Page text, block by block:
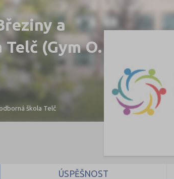
a
(Gym O.
škola Telč
ÚSPĚŠNOST